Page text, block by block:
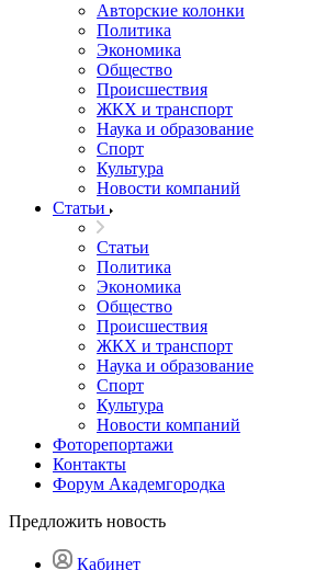
Авторские колонки
Политика
Экономика
Общество
Происшествия
ЖКХ и транспорт
Наука и образование
Спорт
Культура
Новости компаний
Статьи
Статьи
Политика
Экономика
Общество
Происшествия
ЖКХ и транспорт
Наука и образование
Спорт
Культура
Новости компаний
Фоторепортажи
Контакты
Форум Академгородка
Предложить новость
Кабинет